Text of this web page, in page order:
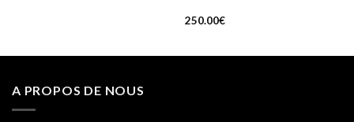
250.00€
A PROPOS DE NOUS